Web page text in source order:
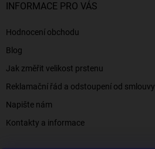
INFORMACE PRO VÁS
Hodnocení obchodu
Blog
Jak změřit velikost prstenu
Reklamační řád a odstoupení od smlouvy
Napište nám
Kontakty a informace